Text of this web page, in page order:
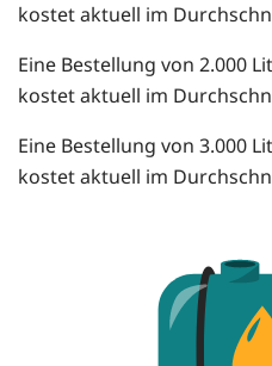
kostet aktuell im
Eine Bestellung von 2.000
kostet aktuell im
Eine Bestellung von 3.000
kostet aktuell im